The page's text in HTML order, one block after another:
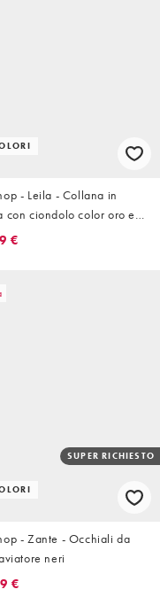
- Leila - Collana in
con ciondolo color oro e
€
SUPER RICHIESTO
- Zante - Occhiali da
neri
€